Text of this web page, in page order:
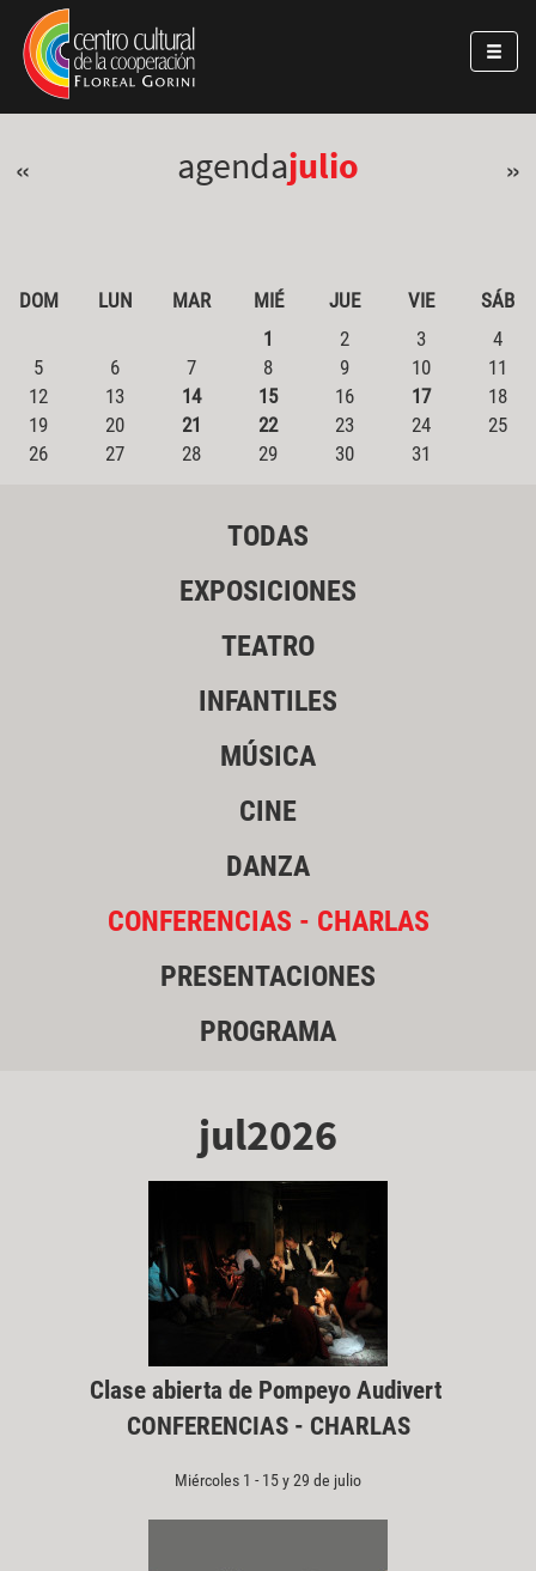
Pasar al contenido principal
Jump to main content
« agendajulio »
DOM LUN MAR MIÉ JUE VIE
SÁB
1
2 3
4
5
6 7 8 9 10
11
12
13 14 15 16 17
18
19
20 21 22 23 24
25
26
27 28 29 30 31
TODAS
EXPOSICIONES
TEATRO
INFANTILES
MÚSICA
CINE
DANZA
CONFERENCIAS - CHARLAS
PRESENTACIONES
PROGRAMA
jul2026
Clase abierta de Pompeyo Audivert
CONFERENCIAS - CHARLAS
Miércoles 1 - 15 y 29 de julio